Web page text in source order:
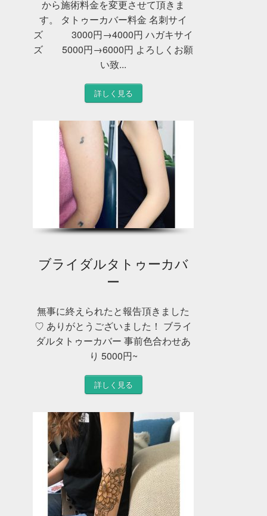
から施術料金を変更させて頂きま
す。 タトゥーカバー料金 名刺サイ
ズ 3000円→4000円 ハガキサイ
ズ 5000円→6000円 よろしくお願
い致...
詳しく見る
ブライダルタトゥーカバ
ー
無事に終えられたと報告頂きました
♡ ありがとうございました！ ブライ
ダルタトゥーカバー 事前色合わせあ
り 5000円~
詳しく見る